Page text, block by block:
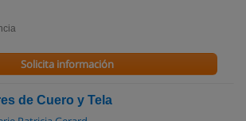
Solicita información
de Cuero y Tela